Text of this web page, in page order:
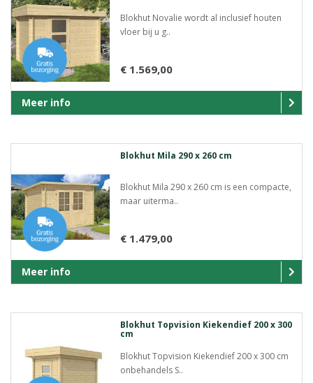
Blokhut Novalie wordt al inclusief houten
vloer bij u g..
€ 1.569,00
Meer info
Blokhut Mila 290 x 260 cm
Blokhut Mila 290 x 260 cm is een compacte,
maar uiterma..
€ 1.479,00
Meer info
Blokhut Topvision Kiekendief 200 x 300
cm
Blokhut Topvision Kiekendief 200 x 300 cm
onbehandels S..